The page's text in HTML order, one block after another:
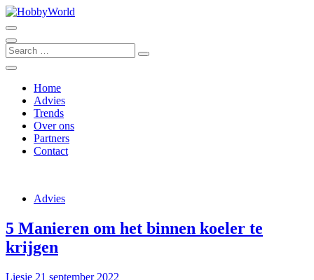
Skip
to
content
HobbyWorld
Alles wat je wilt weten over hobby’s
Search
…
Home
Advies
Trends
Over ons
Partners
Contact
Advies
5 Manieren om het binnen koeler te
krijgen
Liesje 21 september 2022